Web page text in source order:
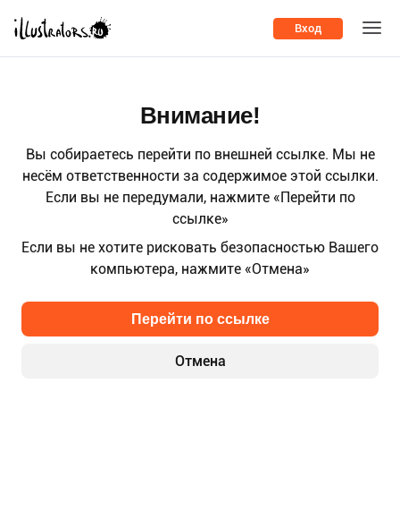
Вход
Внимание!
Вы собираетесь перейти по внешней ссылке. Мы не
несём ответственности за содержимое этой ссылки.
Если вы не передумали, нажмите «Перейти по
ссылке»
Если вы не хотите рисковать безопасностью Вашего
компьютера, нажмите «Отмена»
Отмена
Перейти по ссылке